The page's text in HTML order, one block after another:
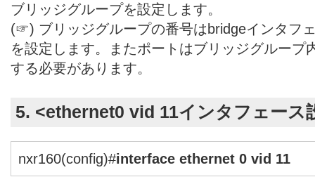
ブリッジグループを設定します。
(☞) ブリッジグループの番号はbridgeインタフ
を設定します。またポートはブリッジグループ
する必要があります。
5. <ethernet0 vid 11インタフェース
nxr160(config)#interface ethernet 0 vid 11